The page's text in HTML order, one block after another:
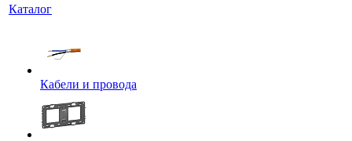
Каталог
Кабели и провода